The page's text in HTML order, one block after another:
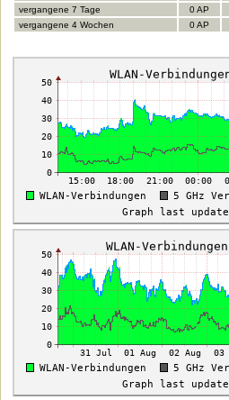
vergangene 7 Tage
0 AP
vergangene 4 Wochen
0 AP